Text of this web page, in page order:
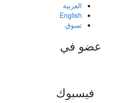
العربية
English
تسوق
عضو في
فيسبوك